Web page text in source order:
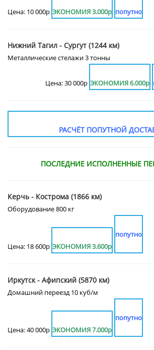
Цена: 10 000р ЭКОНОМИЯ 3.000р попутно
Нижний Тагил - Сургут (1244 км)
Металлические стелажи 3 тонны
Цена: 30 000р ЭКОНОМИЯ 6.000р
РАСЧЁТ ПОПУТНОЙ
ПОСЛЕДНИЕ ИСПОЛНЕННЫЕ
Керчь - Кострома (1866 км)
Оборудование 800 кг
Цена: 18 600р ЭКОНОМИЯ 3.600р
попутно
Иркутск - Афипский (5870 км)
Домашний переезд 10 куб/м
Цена: 40 000р ЭКОНОМИЯ 7.000р
попутно